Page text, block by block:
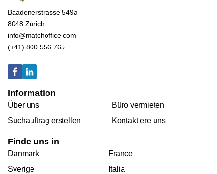
Baadenerstrasse 549a
8048 Zürich
info@matchoffice.com
(+41) 800 556 765
Information
Über uns
Suchauftrag erstellen
Büro vermieten
Kontaktiere uns
Finde uns in
Danmark
Sverige
France
Italia